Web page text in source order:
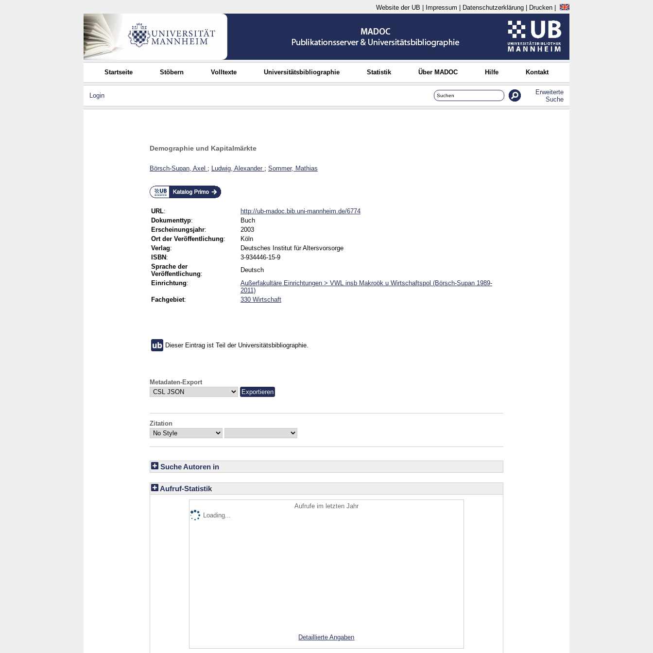
Website der UB Impressum Datenschutzerklärung Drucken
Startseite Stöbern Volltexte Universitätsbibliographie Statistik Über MADOC Hilfe Kontakt
Login
Erweiterte
Suche
Demographie und Kapitalmärkte
Börsch-Supan, Axel ; Ludwig, Alexander ; Sommer, Mathias
URL:
http://ub-madoc.bib.uni-mannheim.de/6774
Dokumenttyp:
Buch
Erscheinungsjahr:
2003
Ort der Veröffentlichung:
Köln
Verlag:
Deutsches Institut für Altersvorsorge
ISBN :
3-934446-15-9
Sprache der
Veröffentlichung:
Deutsch
Einrichtung:
Außerfakultäre Einrichtungen > VWL insb Makroök u Wirtschaftspol (Börsch-Supan 1989-
2011)
Fachgebiet: 330 Wirtschaft
Dieser Eintrag ist Teil der Universitätsbibliographie.
Metadaten-Export
Zitation
Suche Autoren in
Aufruf-Statistik
Aufrufe im letzten Jahr
Loading...
Detaillierte Angaben